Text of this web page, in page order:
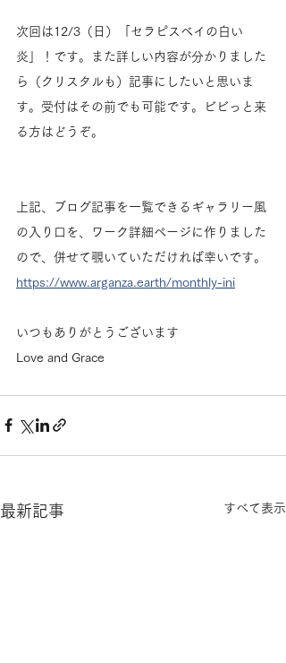
次回は12/3（日）「セラピスベイの白い
炎」！です。また詳しい内容が分かりました
ら（クリスタルも）記事にしたいと思いま
す。受付はその前でも可能です。ビビっと来
る方はどうぞ。
上記、ブログ記事を一覧できるギャラリー風
の入り口を、ワーク詳細ページに作りました
ので、併せて覗いていただければ幸いです。
https://www.arganza.earth/monthly-ini
いつもありがとうございます
Love and Grace
最新記事 すべて表示